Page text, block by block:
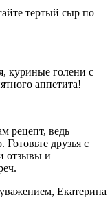
тертый сыр по
куриные голени с
аппетита!
рецепт, ведь
друзья с
отзывы и
Екатерина